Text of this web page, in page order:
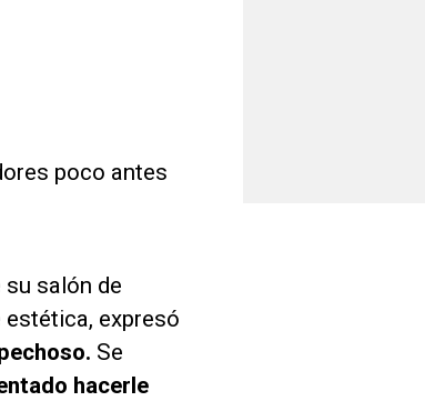
poco antes
salón de
estética, expresó
Se
hacerle